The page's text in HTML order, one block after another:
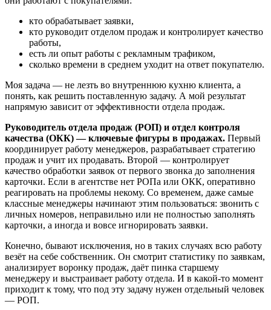
кто обрабатывает заявки,
кто руководит отделом продаж и контролирует качество
работы,
есть ли опыт работы с рекламным трафиком,
сколько времени в среднем уходит на ответ покупателю.
Моя задача — не лезть во внутреннюю кухню клиента, а
понять, как решить поставленную задачу. А мой результат
напрямую зависит от эффективности отдела продаж.
Руководитель отдела продаж (РОП) и отдел контроля
качества (ОКК) — ключевые фигуры в продажах. Первый
координирует работу менеджеров, разрабатывает стратегию
продаж и учит их продавать. Второй — контролирует
качество обработки заявок от первого звонка до заполнения
карточки. Если в агентстве нет РОПа или ОКК, оперативно
реагировать на проблемы некому. Со временем, даже самые
классные менеджеры начинают этим пользоваться: звонить с
личных номеров, неправильно или не полностью заполнять
карточки, а иногда и вовсе игнорировать заявки.
Конечно, бывают исключения, но в таких случаях всю работу
везёт на себе собственник. Он смотрит статистику по заявкам,
анализирует воронку продаж, даёт пинка старшему
менеджеру и выстраивает работу отдела. И в какой-то момент
приходит к тому, что под эту задачу нужен отдельный человек
— РОП.